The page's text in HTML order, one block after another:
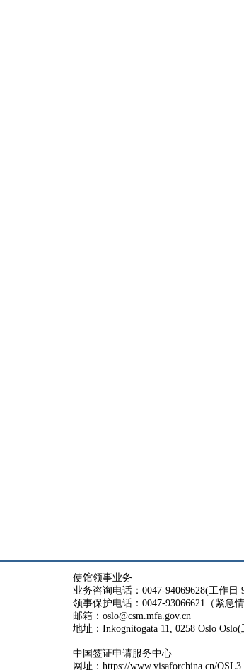
使馆领事业务
业务咨询电话：0047-94069628(工作日
领事保护电话：0047-93066621（紧急情
邮箱：oslo@csm.mfa.gov.cn
地址：Inkognitogata 11, 0258 Oslo
中国签证申请服务中心
网址： https://www.visaforchina.cn/